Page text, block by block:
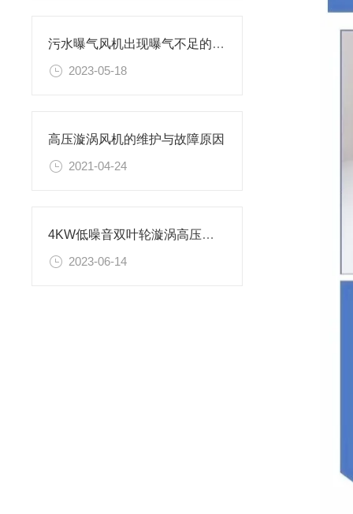
污水曝气风机出现曝气不足的原因你知道有哪些么
2023-05-18
高压漩涡风机的维护与故障原因
2021-04-24
4KW低噪音双叶轮漩涡高压风机特性介绍
2023-06-14